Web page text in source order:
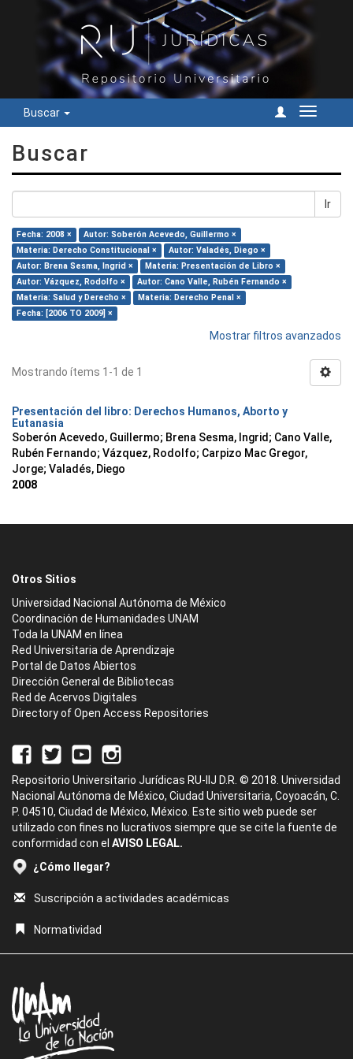
Buscar
Cambiar
Buscar
Ir
Fecha: 2008 ×
Autor: Soberón Acevedo, Guillermo ×
Materia: Derecho Constitucional ×
Autor: Valadés, Diego ×
Autor: Brena Sesma, Ingrid ×
Materia: Presentación de Libro ×
Autor: Vázquez, Rodolfo ×
Autor: Cano Valle, Rubén Fernando ×
Materia: Salud y Derecho ×
Materia: Derecho Penal ×
Fecha: [2006 TO 2009] ×
Mostrar filtros avanzados
Mostrando ítems 1-1 de 1
Presentación del libro: Derechos Humanos, Aborto y
Eutanasia
Soberón Acevedo, Guillermo; Brena Sesma, Ingrid ; Cano Valle,
Rubén Fernando; Vázquez, Rodolfo; Carpizo Mac Gregor,
Jorge; Valadés, Diego
2008
Otros Sitios
Universidad Nacional Autónoma de México
Coordinación de Humanidades UNAM
Toda la UNAM en línea
Red Universitaria de Aprendizaje
Portal de Datos Abiertos
Dirección General de Bibliotecas
Red de Acervos Digitales
Directory of Open Access Repositories
Repositorio Universitario Jurídicas RU-IIJ D.R. © 2018. Universidad
Nacional Autónoma de México, Ciudad Universitaria, Coyoacán, C.
P. 04510, Ciudad de México, México. Este sitio web puede ser
utilizado con fines no lucrativos siempre que se cite la fuente de
conformidad con el AVISO LEGAL.
¿Cómo llegar?
Suscripción a actividades académicas
Normatividad